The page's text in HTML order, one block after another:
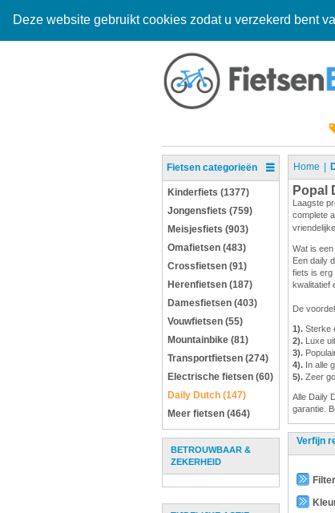
Deze website gebruikt cookies zodat u verzekerd bent
Fietsen categorieën
Kinderfiets (1377)
Jongensfiets (759)
Meisjesfiets (903)
Omafietsen (483)
Crossfietsen (91)
Herenfietsen (187)
Damesfietsen (403)
Vouwfietsen (55)
Mountainbike (81)
Transportfietsen (274)
Electrische fietsen (60)
Daily Dutch (147)
Meer fietsen (464)
BETROUWBAAR &
ZEKERHEID
Home
Popal
Laagste
complete
Wat is
Een daily
fiets is erg
kwalitatief
De
1).Sterke
2).Luxe
3).
4).In alle
5).Zeer
Alle Daily
garantie.
Verfijn